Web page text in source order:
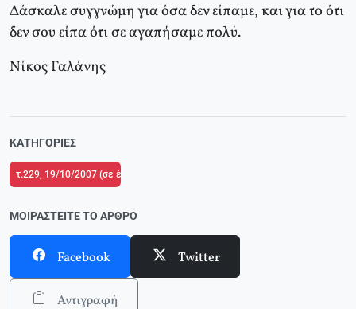
Δάσκαλε συγγνώμη για όσα δεν είπαμε, και για το ότι
δεν σου είπα ότι σε αγαπήσαμε πολύ.
Nίκος Γαλάνης
ΚΑΤΗΓΟΡΊΕΣ
τ.229, 19/10/2007 (σε ένθετο οι σελίδες της Αριστεράς με αφιέρωμα στον
ΜΟΙΡΑΣΤΕΊΤΕ ΤΟ ΆΡΘΡΟ
Facebook Twitter
Αντιγραφή